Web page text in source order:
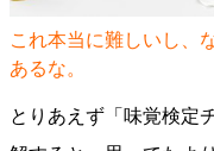
これ本当に難しいし、
あるな。
とりあえず「味覚検定